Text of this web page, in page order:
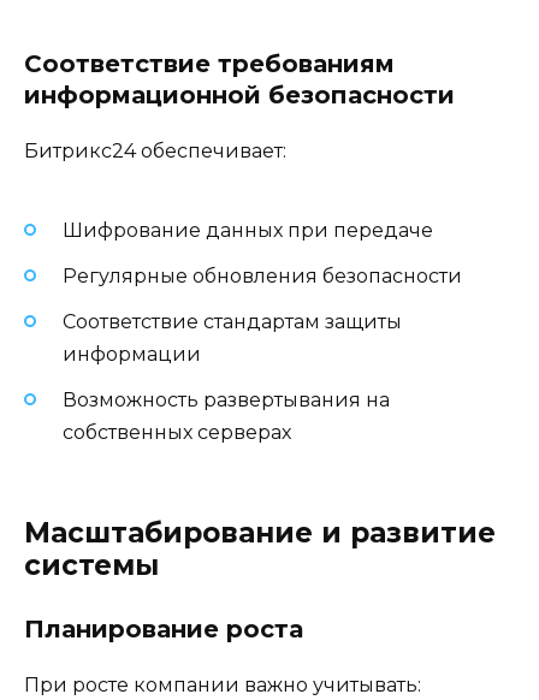
Соответствие требованиям
информационной безопасности
Битрикс24 обеспечивает:
Шифрование данных при передаче
Регулярные обновления безопасности
Соответствие стандартам защиты
информации
Возможность развертывания на
собственных серверах
Масштабирование и развитие
системы
Планирование роста
При росте компании важно учитывать: